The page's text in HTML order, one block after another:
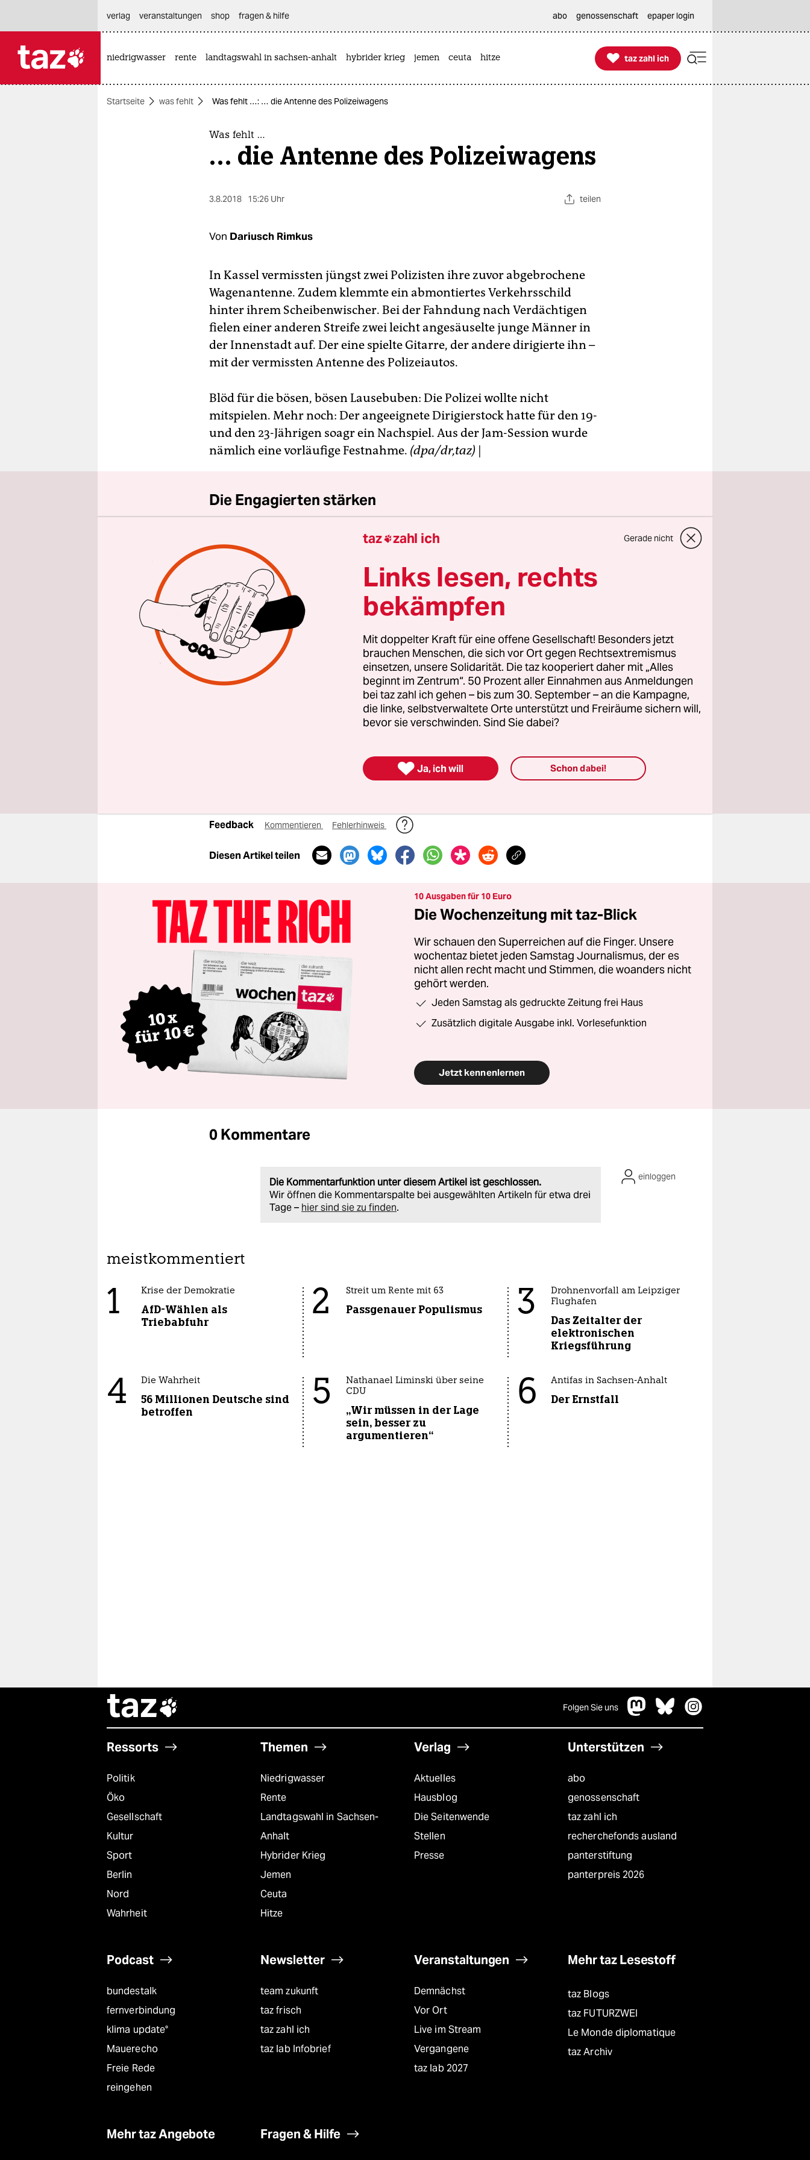
themen
genossenschaft
verlag
veranstaltungen shop fragen & hilfe abo genossenschaft epaper login
niedrigwasser rente landtagswahl in sachsen-anhalt hybrider krieg jemen ceuta hitze 
taz zahl ich
taz zahl ich
Startseite was fehlt Was fehlt …: … die Antenne des Polizeiwagens
Was fehlt …
… die Antenne des Polizeiwagens
3.8.2018 15:26 Uhr teilen
Von Dariusch Rimkus
In Kassel vermissten jüngst zwei Polizisten ihre zuvor abgebrochene
Wagenantenne. Zudem klemmte ein abmontiertes Verkehrsschild
hinter ihrem Scheibenwischer. Bei der Fahndung nach Verdächtigen
fielen einer anderen Streife zwei leicht angesäuselte junge Männer in
der Innenstadt auf. Der eine spielte Gitarre, der andere dirigierte ihn –
mit der vermissten Antenne des Polizeiautos.
Blöd für die bösen, bösen Lausebuben: Die Polizei wollte nicht
mitspielen. Mehr noch: Der angeeignete Dirigierstock hatte für den 19-
und den 23-Jährigen soagr ein Nachspiel. Aus der Jam-Session wurde
nämlich eine vorläufige Festnahme. (dpa/dr,taz) |
Die Engagierten stärken
Der drohende Erfolg der AfD bei den kommenden Landtagswahlen
zeigt, wie stark rechtsextreme Kräfte inzwischen geworden sind.
Gerade jetzt braucht es Zusammenhalt und Solidarität. Auch und vor
allem mit den Menschen, die sich vor Ort für eine starke
Zivilgesellschaft einsetzen. Die taz kooperiert deshalb mit "Alles
beginnt im Zentrum". Die Kampagne unterstützt bundesweit linke,
selbstverwaltete Orte und baut einen solidarischen Fonds für deren
Schutz und Erhalt auf. Eine offene Gesellschaft braucht guten, frei
zugänglichen Journalismus – und zivilgesellschaftliches Engagement.
Finden Sie auch? Dann machen Sie mit und unterstützen Sie unsere
Feedback Kommentieren Fehlerhinweis
Diesen Artikel teilen
10 Ausgaben für 10 Euro
Die Wochenzeitung mit taz-Blick
Wir schauen den Superreichen auf die Finger. Unsere
wochentaz bietet jeden Samstag Journalismus, der es
nicht allen recht macht und Stimmen, die woanders nicht
gehört werden.
Jeden Samstag als gedruckte Zeitung frei Haus
Zusätzlich digitale Ausgabe inkl. Vorlesefunktion
Jetzt kennenlernen
0 Kommentare
Die Kommentarfunktion unter diesem Artikel ist geschlossen.
Wir öffnen die Kommentarspalte bei ausgewählten Artikeln für etwa drei
Tage – hier sind sie zu finden.
einloggen
meistkommentiert
1 Krise der Demokratie
AfD-Wählen als
Triebabfuhr
2 Streit um Rente mit 63
Passgenauer Populismus 3
Drohnenvorfall am Leipziger
Flughafen
Das Zeitalter der
elektronischen
Kriegsführung
4 Die Wahrheit
56 Millionen Deutsche sind
betroffen
5
Nathanael Liminski über seine
CDU
„Wir müssen in der Lage
sein, besser zu
argumentieren“
6 Antifas in Sachsen-Anhalt
Der Ernstfall
taz Folgen Sie uns
Ressorts
Politik
Öko
Gesellschaft
Kultur
Sport
Berlin
Nord
Wahrheit
Themen
Niedrigwasser
Rente
Landtagswahl in Sachsen-
Anhalt
Hybrider Krieg
Jemen
Ceuta
Hitze
Verlag
Aktuelles
Hausblog
Die Seitenwende
Stellen
Presse
Unterstützen
abo
genossenschaft
taz zahl ich
recherchefonds ausland
panterstiftung
panterpreis 2026
Podcast
bundestalk
fernverbindung
klima update°
Mauerecho
Freie Rede
reingehen
Newsletter
team zukunft
taz frisch
taz zahl ich
taz lab Infobrief
Veranstaltungen
Demnächst
Vor Ort
Live im Stream
Vergangene
taz lab 2027
Mehr taz Lesestoff
taz Blogs
taz FUTURZWEI
Le Monde diplomatique
taz Archiv
Mehr taz Angebote Fragen & Hilfe
taz zahl ich Gerade nicht
Links lesen, rechts
bekämpfen
Mit doppelter Kraft für eine offene Gesellschaft! Besonders jetzt
brauchen Menschen, die sich vor Ort gegen Rechtsextremismus
einsetzen, unsere Solidarität. Die taz kooperiert daher mit „Alles
beginnt im Zentrum“. 50 Prozent aller Einnahmen aus Anmeldungen
bei taz zahl ich gehen – bis zum 30. September – an die Kampagne,
die linke, selbstverwaltete Orte unterstützt und Freiräume sichern will,
bevor sie verschwinden. Sind Sie dabei?
 Ja, ich will Schon dabei!